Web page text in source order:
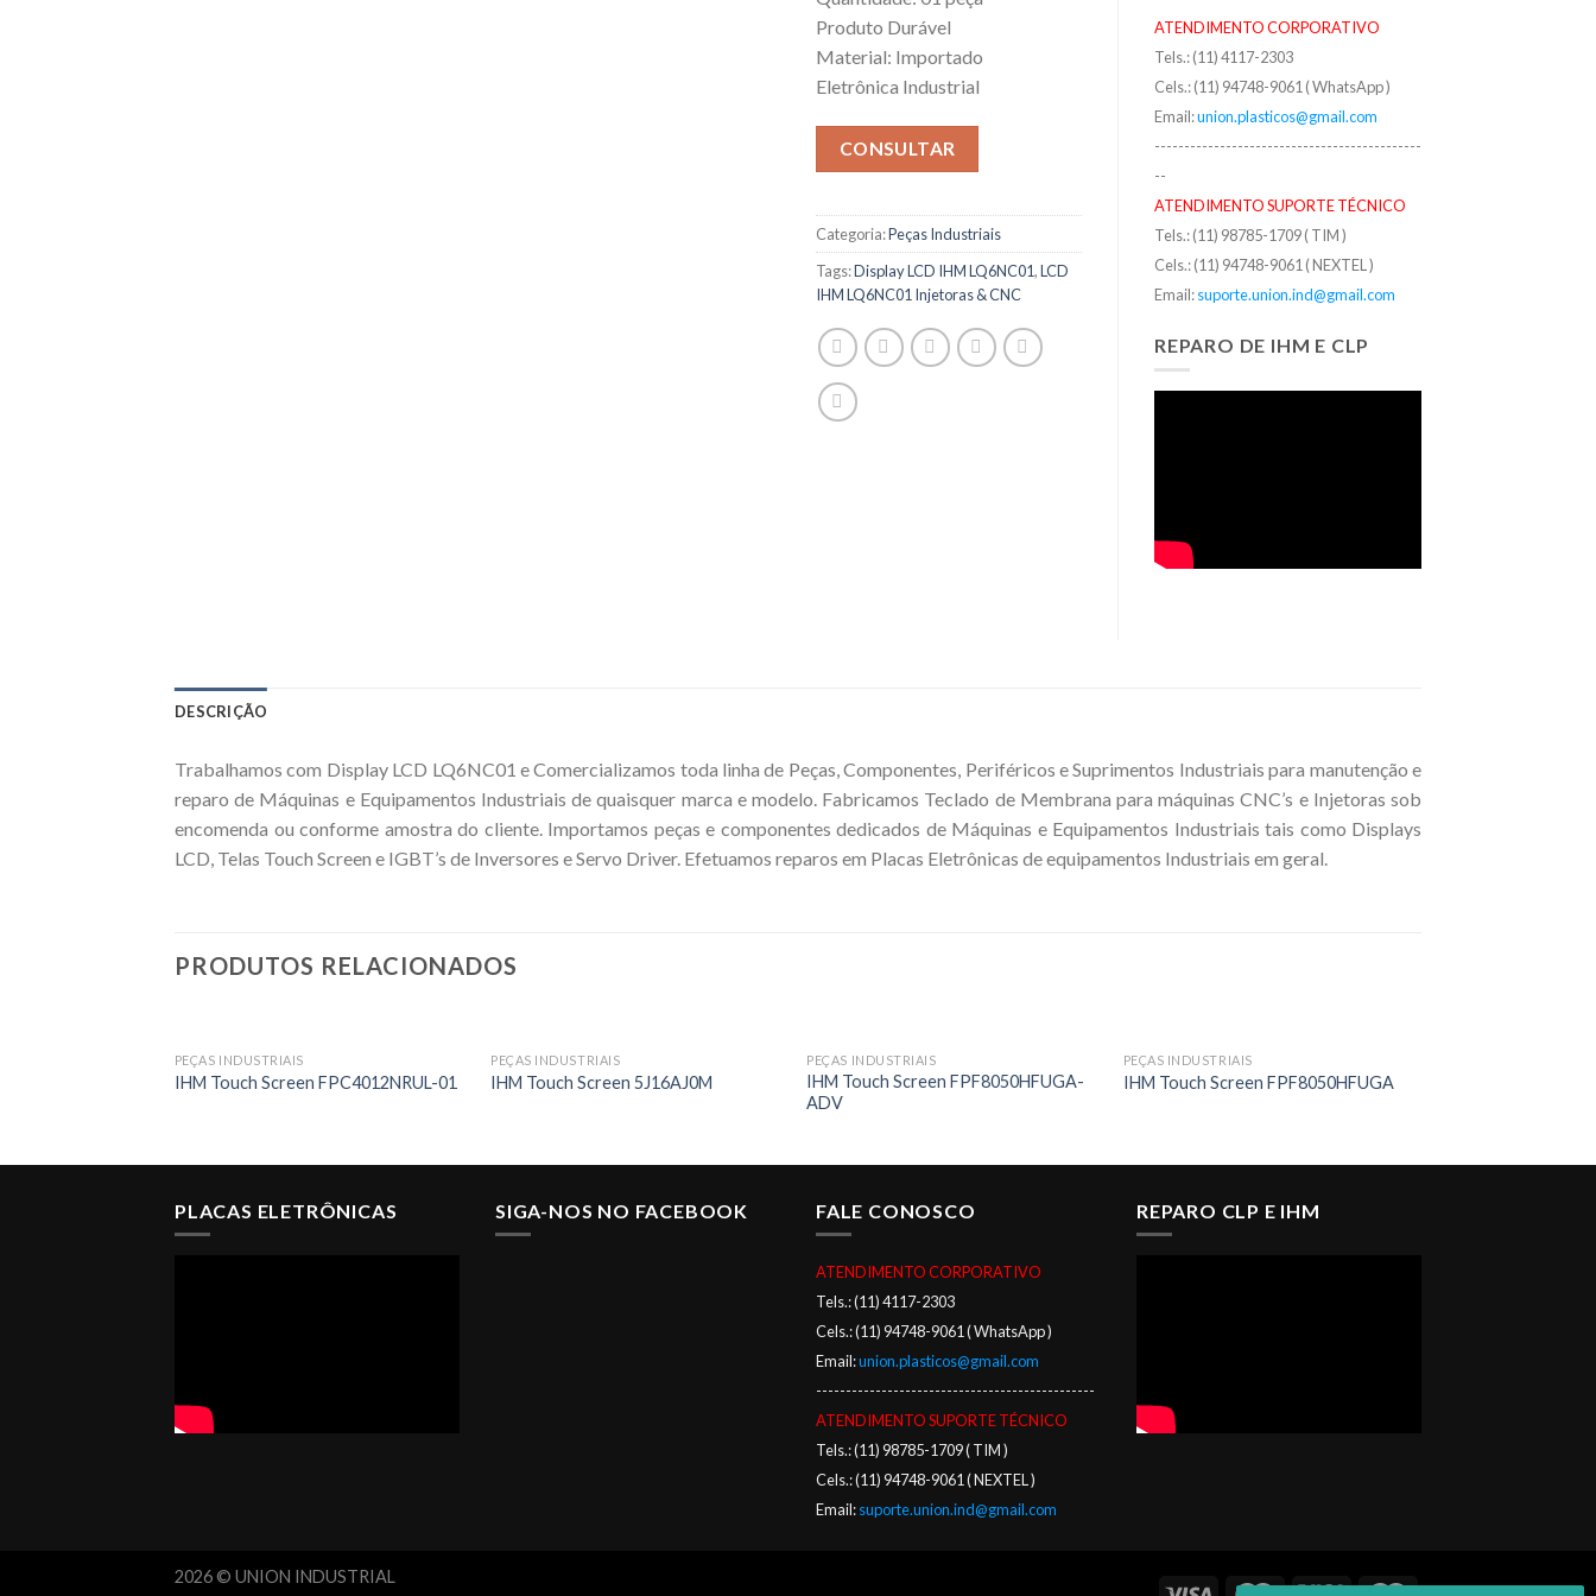
Produto Durável
Material: Importado
Eletrônica Industrial
CONSULTAR
Categoria:Peças Industriais
Tags:Display LCD IHM LQ6NC01,LCD
IHM LQ6NC01 Injetoras & CNC
ATENDIMENTO CORPORATIVO
Tels.: (11) 4117-2303
Cels.: (11) 94748-9061 ( WhatsApp )
Email:union.plasticos@gmail.com
---------------------------------------------
--
ATENDIMENTO SUPORTE TÉCNICO
Tels.: (11) 98785-1709 ( TIM )
Cels.: (11) 94748-9061 ( NEXTEL )
Email:suporte.union.ind@gmail.com
REPARO DE IHM E CLP
DESCRIÇÃO
Trabalhamos com Display LCD LQ6NC01 e Comercializamos toda linha de Peças, Componentes, Periféricos e Suprimentos Industriais para manutenção e
reparo de Máquinas e Equipamentos Industriais de quaisquer marca e modelo. Fabricamos Teclado de Membrana para máquinas CNC’s e Injetoras sob
encomenda ou conforme amostra do cliente. Importamos peças e componentes dedicados de Máquinas e Equipamentos Industriais tais como Displays
LCD, Telas Touch Screen e IGBT’s de Inversores e Servo Driver. Efetuamos reparos em Placas Eletrônicas de equipamentos Industriais em geral.
PRODUTOS RELACIONADOS
PEÇAS INDUSTRIAIS
IHM Touch Screen FPC4012NRUL-01
PEÇAS INDUSTRIAIS
IHM Touch Screen 5J16AJ0M
PEÇAS INDUSTRIAIS
IHM Touch Screen FPF8050HFUGA-
ADV
PEÇAS INDUSTRIAIS
IHM Touch Screen FPF8050HFUGA
PLACAS ELETRÔNICAS SIGA-NOS NO FACEBOOK FALE CONOSCO
ATENDIMENTO CORPORATIVO
Tels.: (11) 4117-2303
Cels.: (11) 94748-9061 ( WhatsApp )
Email:union.plasticos@gmail.com
-----------------------------------------------
ATENDIMENTO SUPORTE TÉCNICO
Tels.: (11) 98785-1709 ( TIM )
Cels.: (11) 94748-9061 ( NEXTEL )
Email:suporte.union.ind@gmail.com
REPARO CLP E IHM
2026 © UNION INDUSTRIAL